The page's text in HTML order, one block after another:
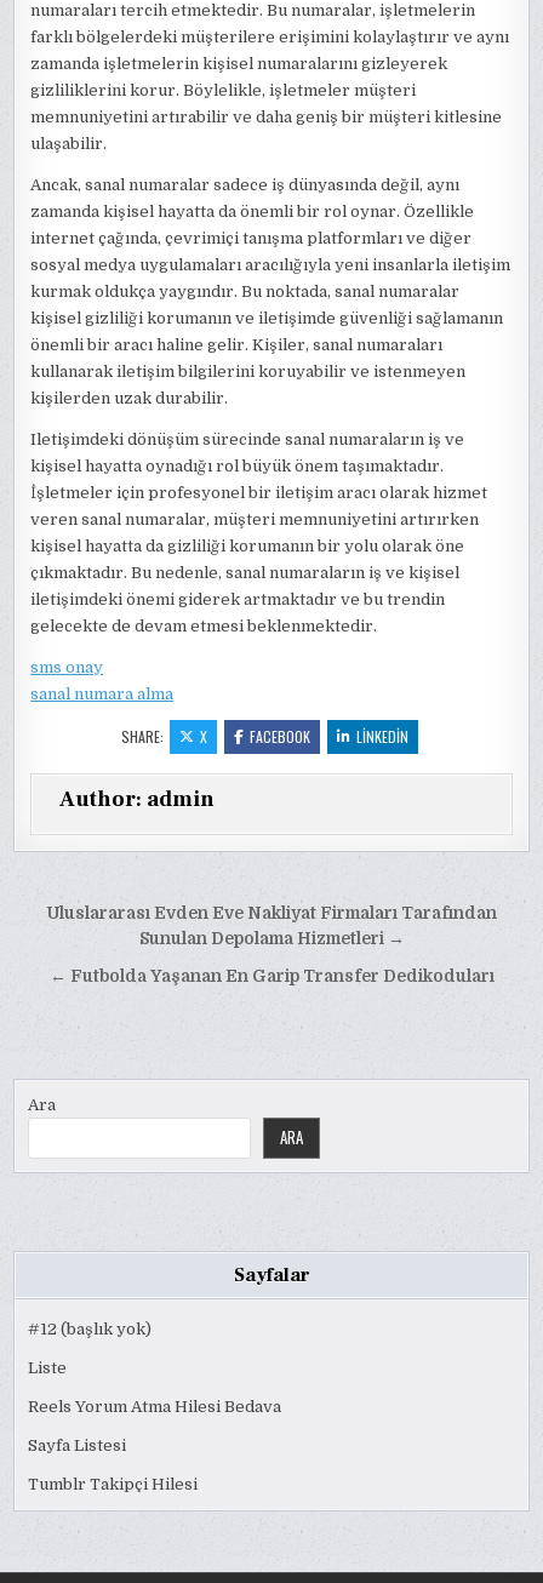
numaraları tercih etmektedir. Bu numaralar, işletmelerin
farklı bölgelerdeki müşterilere erişimini kolaylaştırır ve aynı
zamanda işletmelerin kişisel numaralarını gizleyerek
gizliliklerini korur. Böylelikle, işletmeler müşteri
memnuniyetini artırabilir ve daha geniş bir müşteri kitlesine
ulaşabilir.
Ancak, sanal numaralar sadece iş dünyasında değil, aynı
zamanda kişisel hayatta da önemli bir rol oynar. Özellikle
internet çağında, çevrimiçi tanışma platformları ve diğer
sosyal medya uygulamaları aracılığıyla yeni insanlarla iletişim
kurmak oldukça yaygındır. Bu noktada, sanal numaralar
kişisel gizliliği korumanın ve iletişimde güvenliği sağlamanın
önemli bir aracı haline gelir. Kişiler, sanal numaraları
kullanarak iletişim bilgilerini koruyabilir ve istenmeyen
kişilerden uzak durabilir.
Iletişimdeki dönüşüm sürecinde sanal numaraların iş ve
kişisel hayatta oynadığı rol büyük önem taşımaktadır.
İşletmeler için profesyonel bir iletişim aracı olarak hizmet
veren sanal numaralar, müşteri memnuniyetini artırırken
kişisel hayatta da gizliliği korumanın bir yolu olarak öne
çıkmaktadır. Bu nedenle, sanal numaraların iş ve kişisel
iletişimdeki önemi giderek artmaktadır ve bu trendin
gelecekte de devam etmesi beklenmektedir.
sms onay
sanal numara alma
SHARE: X FACEBOOK LINKEDIN
Author: admin
Yazı
gezinmesi
Uluslararası Evden Eve Nakliyat Firmaları Tarafından
Sunulan Depolama Hizmetleri →
← Futbolda Yaşanan En Garip Transfer Dedikoduları
Ara
ARA
Sayfalar
#12 (başlık yok)
Liste
Reels Yorum Atma Hilesi Bedava
Sayfa Listesi
Tumblr Takipçi Hilesi